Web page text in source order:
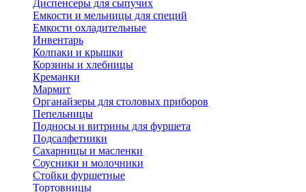
Диспенсеры для сыпучих
Емкости и мельницы для специй
Емкости охладительные
Инвентарь
Колпаки и крышки
Корзины и хлебницы
Креманки
Мармит
Органайзеры для столовых приборов
Пепельницы
Подносы и витрины для фуршета
Подсалфетники
Сахарницы и масленки
Соусники и молочники
Стойки фуршетные
Тортовницы